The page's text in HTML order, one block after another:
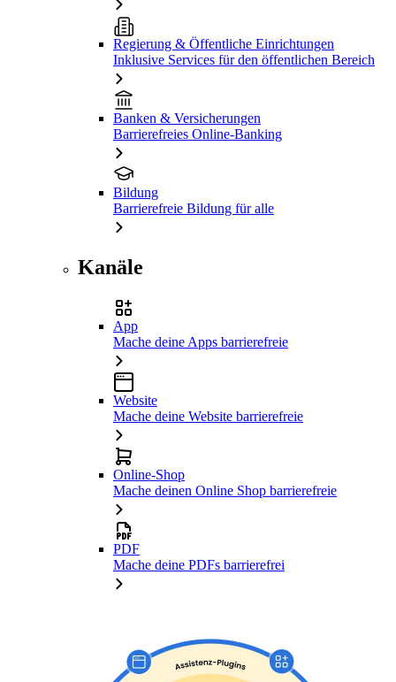
Regierung & Öffentliche Einrichtungen
Inklusive Services für den öffentlichen Bereich
Banken & Versicherungen
Barrierefreies Online-Banking
Bildung
Barrierefreie Bildung für alle
Kanäle
App
Mache deine Apps barrierefreie
Website
Mache deine Website barrierefreie
Online-Shop
Mache deinen Online Shop barrierefreie
PDF
Mache deine PDFs barrierefrei